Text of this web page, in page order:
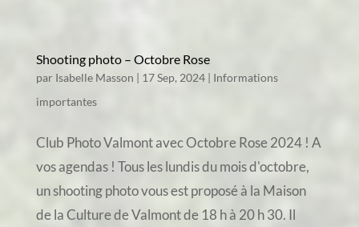
Shooting photo – Octobre Rose
par Isabelle Masson 17 Sep, 2024| Informations
importantes
Club Photo Valmont avec Octobre Rose 2024 ! A
vos agendas ! Tous les lundis du mois d'octobre,
un shooting photo vous est proposé à la Maison
de la Culture de Valmont de 18 h à 20 h 30. Il